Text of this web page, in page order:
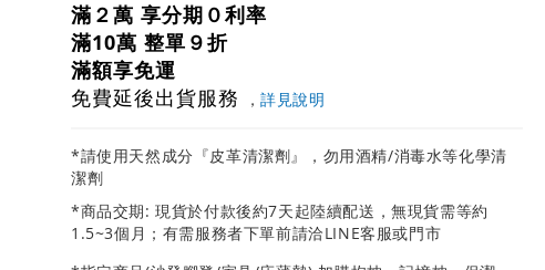
滿２萬 享分期０利率
滿10萬 整單９折
滿額享免運
免費延後出貨服務 ，詳見說明
*請使用天然成分『皮革清潔劑』，勿用酒精/消毒水等化學清
潔劑
*商品交期: 現貨於付款後約7天起陸續配送，無現貨需等約
1.5~3個月；有需服務者下單前請洽LINE客服或門市